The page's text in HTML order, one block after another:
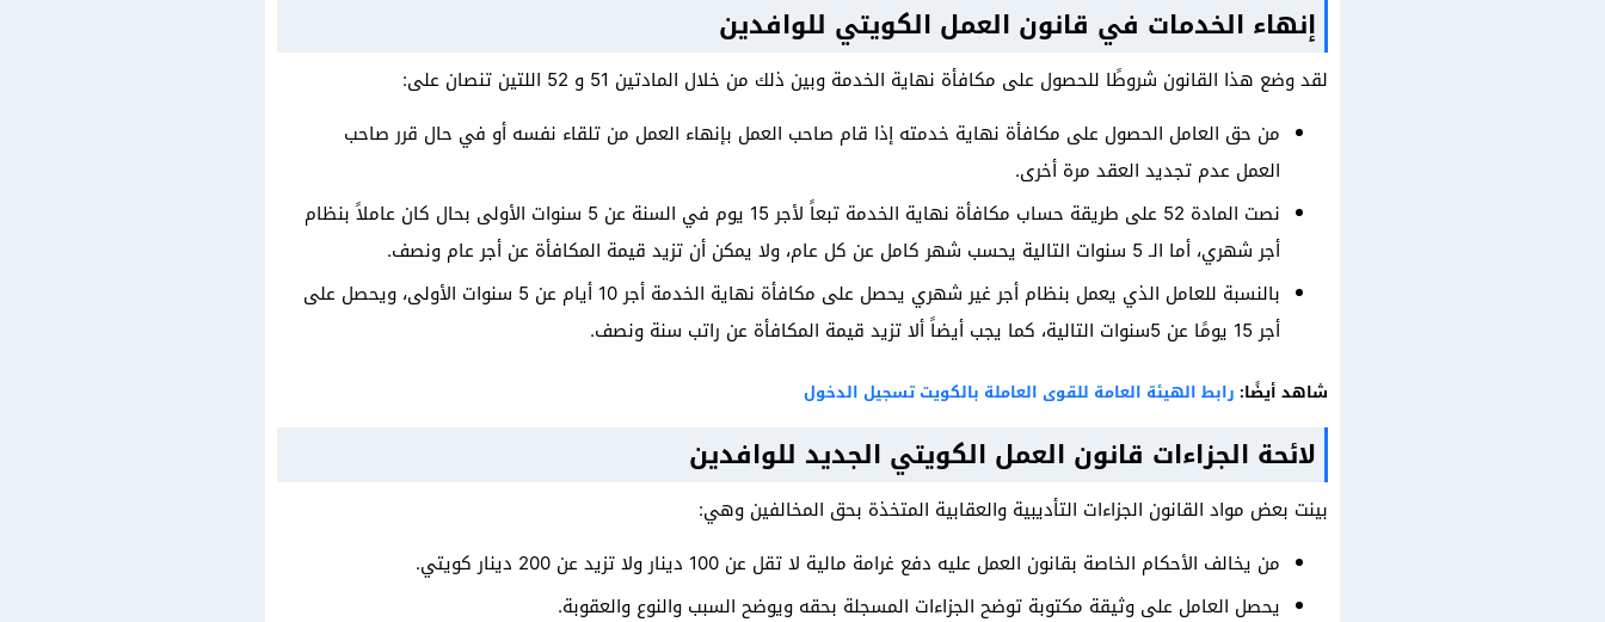
إنهاء الخدمات في قانون العمل الكويتي للوافدين
لقد وضع هذا القانون شروطًا للحصول على مكافأة نهاية الخدمة وبين ذلك من خلال المادتين 51 و 52 اللتين تنصان على:
من حق العامل الحصول على مكافأة نهاية خدمته إذا قام صاحب العمل بإنهاء العمل من تلقاء نفسه أو في حال قرر صاحب
العمل عدم تجديد العقد مرة أخرى.
نصت المادة 52 على طريقة حساب مكافأة نهاية الخدمة تبعاً لأجر 15 يوم في السنة عن 5 سنوات الأولى بحال كان عاملاً بنظام
أجر شهري، أما الـ 5 سنوات التالية يحسب شهر كامل عن كل عام، ولا يمكن أن تزيد قيمة المكافأة عن أجر عام ونصف.
بالنسبة للعامل الذي يعمل بنظام أجر غير شهري يحصل على مكافأة نهاية الخدمة أجر 10 أيام عن 5 سنوات الأولى، ويحصل على
أجر 15 يومًا عن 5سنوات التالية، كما يجب أيضاً ألا تزيد قيمة المكافأة عن راتب سنة ونصف.
شاهد أيضًا: رابط الهيئة العامة للقوى العاملة بالكويت تسجيل الدخول
لائحة الجزاءات قانون العمل الكويتي الجديد للوافدين
بينت بعض مواد القانون الجزاءات التأديبية والعقابية المتخذة بحق المخالفين وهي:
من يخالف الأحكام الخاصة بقانون العمل عليه دفع غرامة مالية لا تقل عن 100 دينار ولا تزيد عن 200 دينار كويتي.
يحصل العامل على وثيقة مكتوبة توضح الجزاءات المسجلة بحقه ويوضح السبب والنوع والعقوبة.